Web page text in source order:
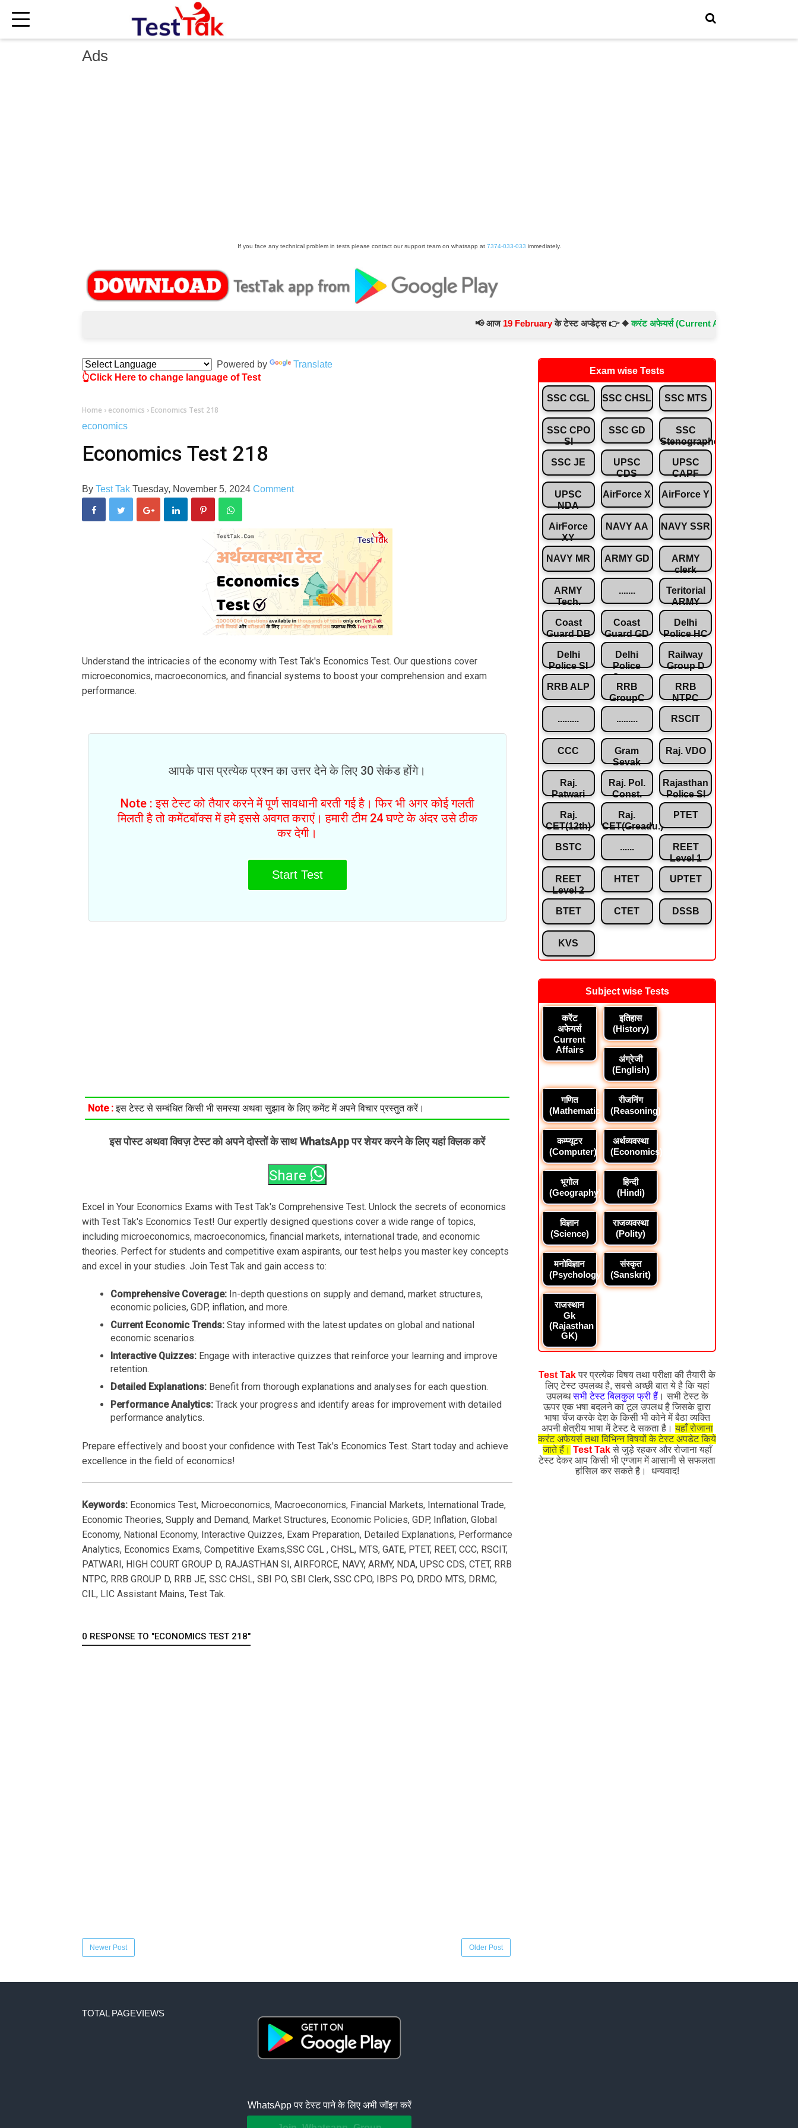
Ads
If you face any technical problem in tests please contact our support team on whatsapp at 7374-033-033 immediately.
19 Februaryके टेस्ट अप्डेट्स 👉 ◆करंट अफेयर्स (Current Affairs) -Test No.- 897 ◆
Powered by
Translate
👆Click Here to change language of Test
Home › economics › Economics Test 218
economics
Economics Test 218
By Test Tak Tuesday, November 5, 2024 Comment
Understand the intricacies of the economy with Test Tak's Economics Test. Our questions cover
microeconomics, macroeconomics, and financial systems to boost your comprehension and exam
performance.
आपके पास प्रत्येक प्रश्न का उत्तर देने के लिए 30 सेकंड होंगे।
Note : इस टेस्ट को तैयार करने में पूर्ण सावधानी बरती गई है। फिर भी अगर कोई गलती
मिलती है तो कमेंटबॉक्स में हमे इससे अवगत कराएं। हमारी टीम 24 घण्टे के अंदर उसे ठीक
कर देगी।
Start Test
Note :इस टेस्ट से सम्बंधित किसी भी समस्या अथवा सुझाव के लिए कमेंट में अपने विचार प्रस्तुत करें।
इस पोस्ट अथवा क्विज़ टेस्ट को अपने दोस्तों के साथ WhatsApp पर शेयर करने के लिए यहां क्लिक करें
Share
Excel in Your Economics Exams with Test Tak's Comprehensive Test. Unlock the secrets of economics
with Test Tak's Economics Test! Our expertly designed questions cover a wide range of topics,
including microeconomics, macroeconomics, financial markets, international trade, and economic
theories. Perfect for students and competitive exam aspirants, our test helps you master key concepts
and excel in your studies. Join Test Tak and gain access to:
Comprehensive Coverage: In-depth questions on supply and demand, market structures,
economic policies, GDP, inflation, and more.
Current Economic Trends: Stay informed with the latest updates on global and national
economic scenarios.
Interactive Quizzes: Engage with interactive quizzes that reinforce your learning and improve
retention.
Detailed Explanations: Benefit from thorough explanations and analyses for each question.
Performance Analytics: Track your progress and identify areas for improvement with detailed
performance analytics.
Prepare effectively and boost your confidence with Test Tak's Economics Test. Start today and achieve
excellence in the field of economics!
Keywords: Economics Test, Microeconomics, Macroeconomics, Financial Markets, International Trade,
Economic Theories, Supply and Demand, Market Structures, Economic Policies, GDP, Inflation, Global
Economy, National Economy, Interactive Quizzes, Exam Preparation, Detailed Explanations, Performance
Analytics, Economics Exams, Competitive Exams,SSC CGL , CHSL, MTS, GATE, PTET, REET, CCC, RSCIT,
PATWARI, HIGH COURT GROUP D, RAJASTHAN SI, AIRFORCE, NAVY, ARMY, NDA, UPSC CDS, CTET, RRB
NTPC, RRB GROUP D, RRB JE, SSC CHSL, SBI PO, SBI Clerk, SSC CPO, IBPS PO, DRDO MTS, DRMC,
CIL, LIC Assistant Mains, Test Tak.
0 RESPONSE TO "ECONOMICS TEST 218"
Newer Post Older Post
Exam wise Tests
SSC CGL SSC CHSL SSC MTS
SSC CPO
SI
SSC GD
SSC
Stenographer
SSC JE
UPSC
CDS
UPSC
CAPF
UPSC
NDA
AirForce X AirForce Y
AirForce
XY
NAVY AA NAVY SSR
NAVY MR ARMY GD
ARMY
clerk
ARMY
Tech.
.......
Teritorial
ARMY
Coast
Guard DB
Coast
Guard GD
Delhi
Police HC
Delhi
Police SI
Delhi
Police
Const.
Railway
Group D
RRB ALP
RRB
GroupC
RRB
NTPC
......... ......... RSCIT
CCC
Gram
Sevak
Raj. VDO
Raj.
Patwari
Raj. Pol.
Const.
Rajasthan
Police SI
Raj.
CET(12th)
Raj.
CET(Greadu.)
PTET
BSTC ......
REET
Level 1
REET
Level 2
HTET UPTET
BTET CTET DSSB
KVS
Subject wise Tests
करेंट
अफेयर्स
Current
Affairs
इतिहास
(History)
अंग्रेजी
(English)
गणित
(Mathematics)
रीजनिंग
(Reasoning)
कम्प्यूटर
(Computer)
अर्थव्यवस्था
(Economics)
भूगोल
(Geography)
हिन्दी
(Hindi)
विज्ञान
(Science)
राजव्यवस्था
(Polity)
मनोविज्ञान
(Psychology)
संस्कृत
(Sanskrit)
राजस्थान
Gk
(Rajasthan
GK)
Test Takपर प्रत्येक विषय तथा परीक्षा की तैयारी के
लिए टेस्ट उपलब्ध है, सबसे अच्छी बात ये है कि यहां
उपलब्धसभी टेस्ट बिलकुल फ्री हैं। सभी टेस्ट के
ऊपर एक भषा बदलने का टूल उपलध है जिसके द्वारा
भाषा चेंज करके देश के किसी भी कोने में बैठा व्यक्ति
अपनी क्षेत्रीय भाषा में टेस्ट दे सकता है।यहाँ रोजाना
करंट अफेयर्स तथा विभिन्न विषयों के टेस्ट अपडेट किये
जाते हैं। Test Takसे जुड़े रहकर और रोजाना यहाँ
टेस्ट देकर आप किसी भी एग्जाम में आसानी से सफलता
हांसिल कर सकते है। धन्यवाद!
TOTAL PAGEVIEWS
WhatsApp पर टेस्ट पाने के लिए अभी जॉइन करें